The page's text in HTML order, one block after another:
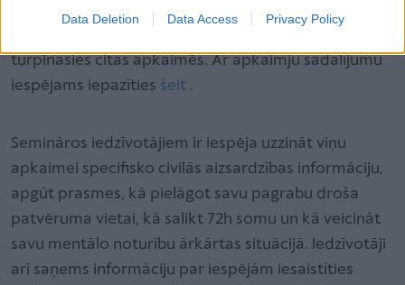
Data Deletion Data Access Privacy Policy
Āgenskalnā, maijā Centra apkaimē, bet jūnijā –
turpināsies citās apkaimēs. Ar apkaimju sadalījumu
iespējams iepazīties šeit .
Semināros iedzīvotājiem ir iespēja uzzināt viņu
apkaimei specifisko civilās aizsardzības informāciju,
apgūt prasmes, kā pielāgot savu pagrabu droša
patvēruma vietai, kā salikt 72h somu un kā veicināt
savu mentālo noturību ārkārtas situācijā. Iedzīvotāji
arī saņems informāciju par iespējām iesaistīties